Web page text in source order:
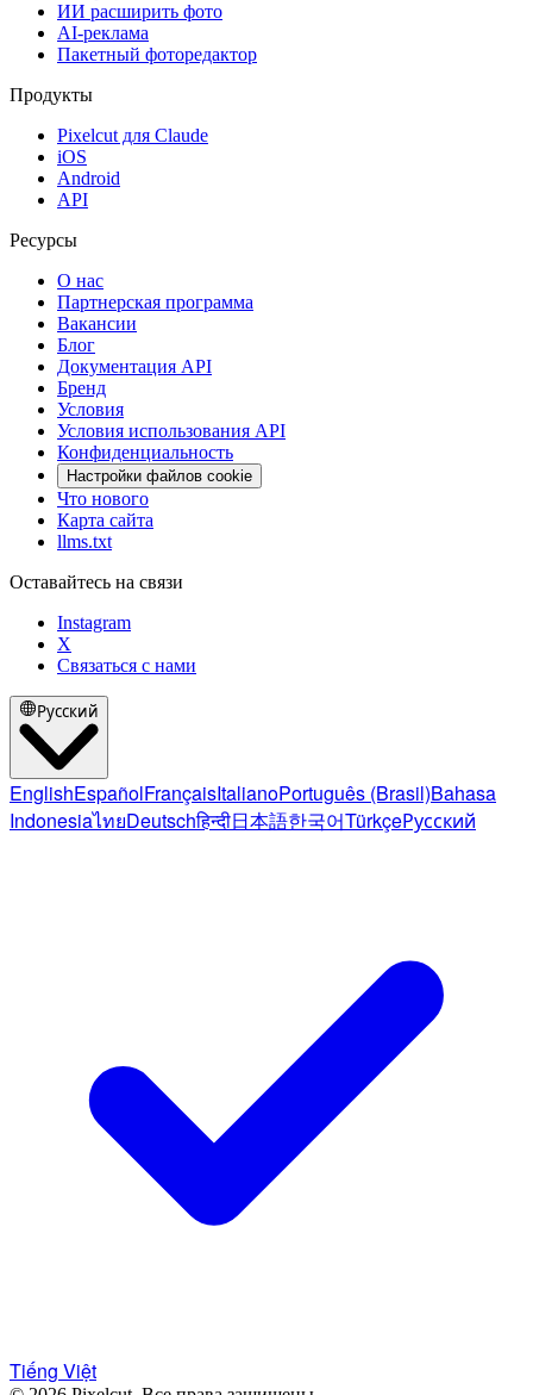
ИИ расширить фото
AI-реклама
Пакетный фоторедактор
Продукты
Pixelcut для Claude
iOS
Android
API
Ресурсы
О нас
Партнерская программа
Вакансии
Блог
Документация API
Бренд
Условия
Условия использования API
Конфиденциальность
Настройки файлов cookie
Что нового
Карта сайта
llms.txt
Оставайтесь на связи
Instagram
X
Связаться с нами
Русский
EnglishEspañolFrançaisItalianoPortuguês (Brasil)Bahasa
IndonesiaไทยDeutschहिन्दी日本語한국어TürkçeРусский
Tiếng Việt